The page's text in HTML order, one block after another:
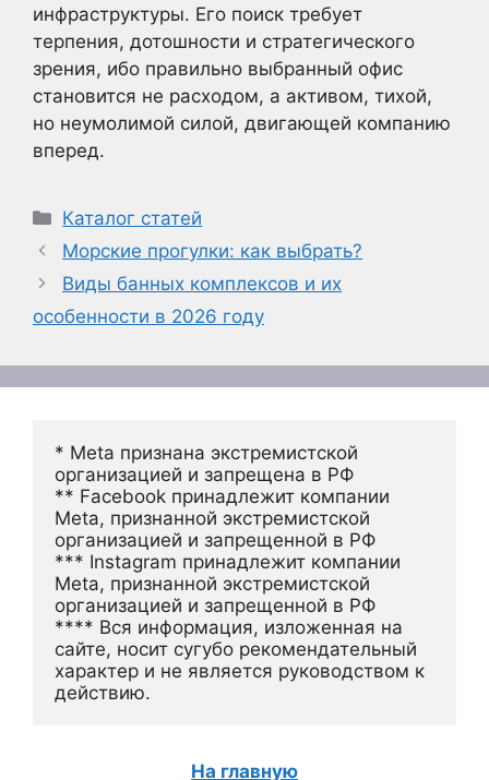
инфраструктуры. Его поиск требует
терпения, дотошности и стратегического
зрения, ибо правильно выбранный офис
становится не расходом, а активом, тихой,
но неумолимой силой, двигающей компанию
вперед.
Рубрики
Каталог статей
Морские прогулки: как выбрать?
Виды банных комплексов и их
особенности в 2026 году
* Meta признана экстремистской
организацией и запрещена в РФ
** Facebook принадлежит компании
Meta, признанной экстремистской
организацией и запрещенной в РФ
*** Instagram принадлежит компании
Meta, признанной экстремистской
организацией и запрещенной в РФ
**** Вся информация, изложенная на
сайте, носит сугубо рекомендательный
характер и не является руководством к
действию.
На главную